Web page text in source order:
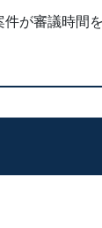
が審議時間